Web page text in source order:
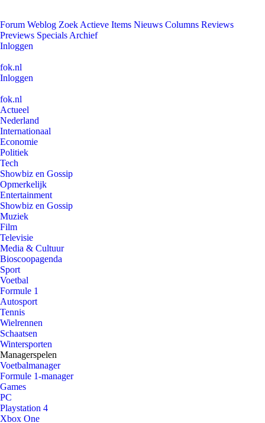
Forum Weblog Zoek Actieve Items Nieuws Columns Reviews
Previews Specials Archief
Inloggen
fok.nl
Inloggen
fok.nl
Actueel
Nederland
Internationaal
Economie
Politiek
Tech
Showbiz en Gossip
Opmerkelijk
Entertainment
Showbiz en Gossip
Muziek
Film
Televisie
Media & Cultuur
Bioscoopagenda
Sport
Voetbal
Formule 1
Autosport
Tennis
Wielrennen
Schaatsen
Wintersporten
Managerspelen
Voetbalmanager
Formule 1-manager
Games
PC
Playstation 4
Xbox One